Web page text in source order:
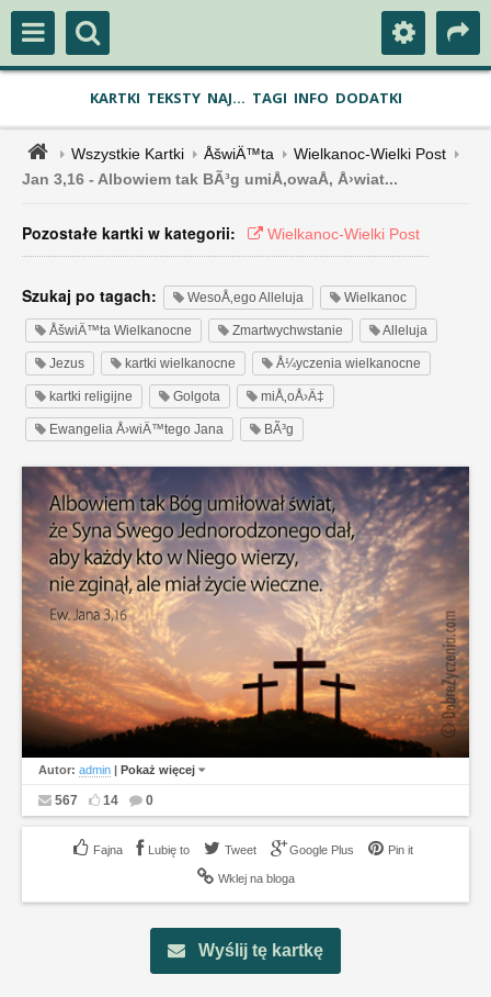
KARTKI TEKSTY NAJ... TAGI INFO DODATKI
Wszystkie Kartki ÅšwiÄ™ta
Wielkanoc-Wielki Post
Jan 3,16 - Albowiem tak BÃ³g umiÅ‚owaÅ‚ Å›wiat...
Pozostałe kartki w kategorii: Wielkanoc-Wielki Post
Szukaj po tagach: WesoÅ‚ego Alleluja Wielkanoc
ÅšwiÄ™ta Wielkanocne Zmartwychwstanie Alleluja
Jezus kartki wielkanocne Å¼yczenia wielkanocne
kartki religijne Golgota miÅ‚oÅ›Ä‡
Ewangelia Å›wiÄ™tego Jana BÃ³g
Autor: admin | Pokaż więcej
567 14 0
Lubię to Tweet Google Plus Pin it
Wklej na bloga
Wyślij tę kartkę